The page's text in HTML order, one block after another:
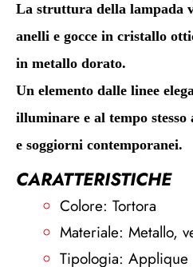
La struttura della lampada
anelli e gocce in cristallo
in metallo dorato.
Un elemento dalle linee
illuminare e al tempo
e soggiorni contemporanei.
CARATTERISTICHE
Colore: Tortora
Materiale: Metallo,
Tipologia: Applique